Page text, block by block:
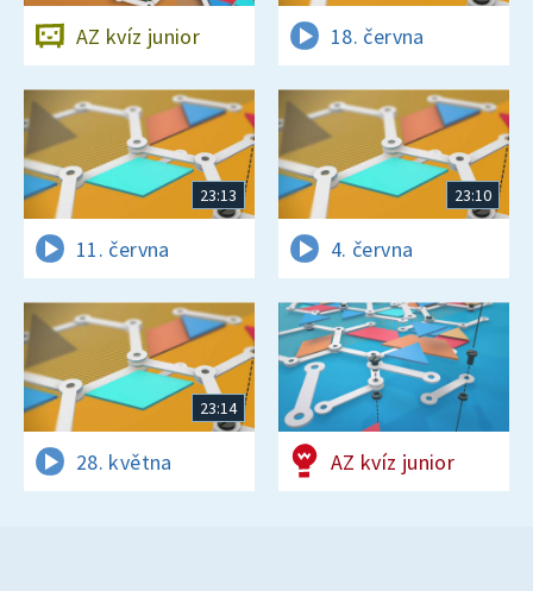
AZ kvíz junior 18. června
23:13
11. června
23:10
4. června
23:14
28. května AZ kvíz junior